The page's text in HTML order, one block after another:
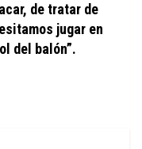
de tratar de
jugar en
del balón”.